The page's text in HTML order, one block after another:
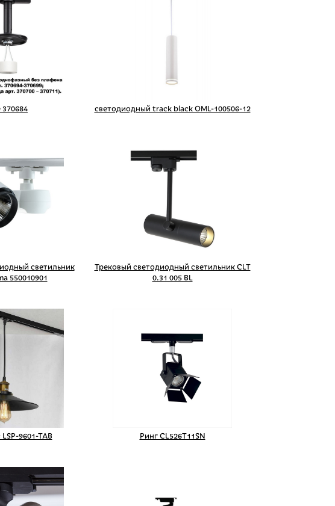
370684 светодиодный track black OML-100506-12
светильник
550010901
Трековый светодиодный светильник CLT
0.31 005 BL
9601-TAB Ринг CL526T11SN